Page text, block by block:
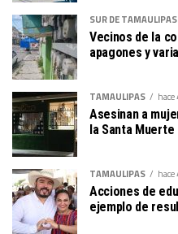
SUR DE TAMAULIPAS
Vecinos de la
apagones y
TAMAULIPAS hace
Asesinan a
la Santa Muerte
TAMAULIPAS hace
Acciones de
ejemplo de